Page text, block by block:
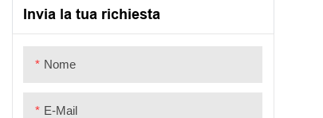
Invia la tua richiesta
Nome
E-Mail